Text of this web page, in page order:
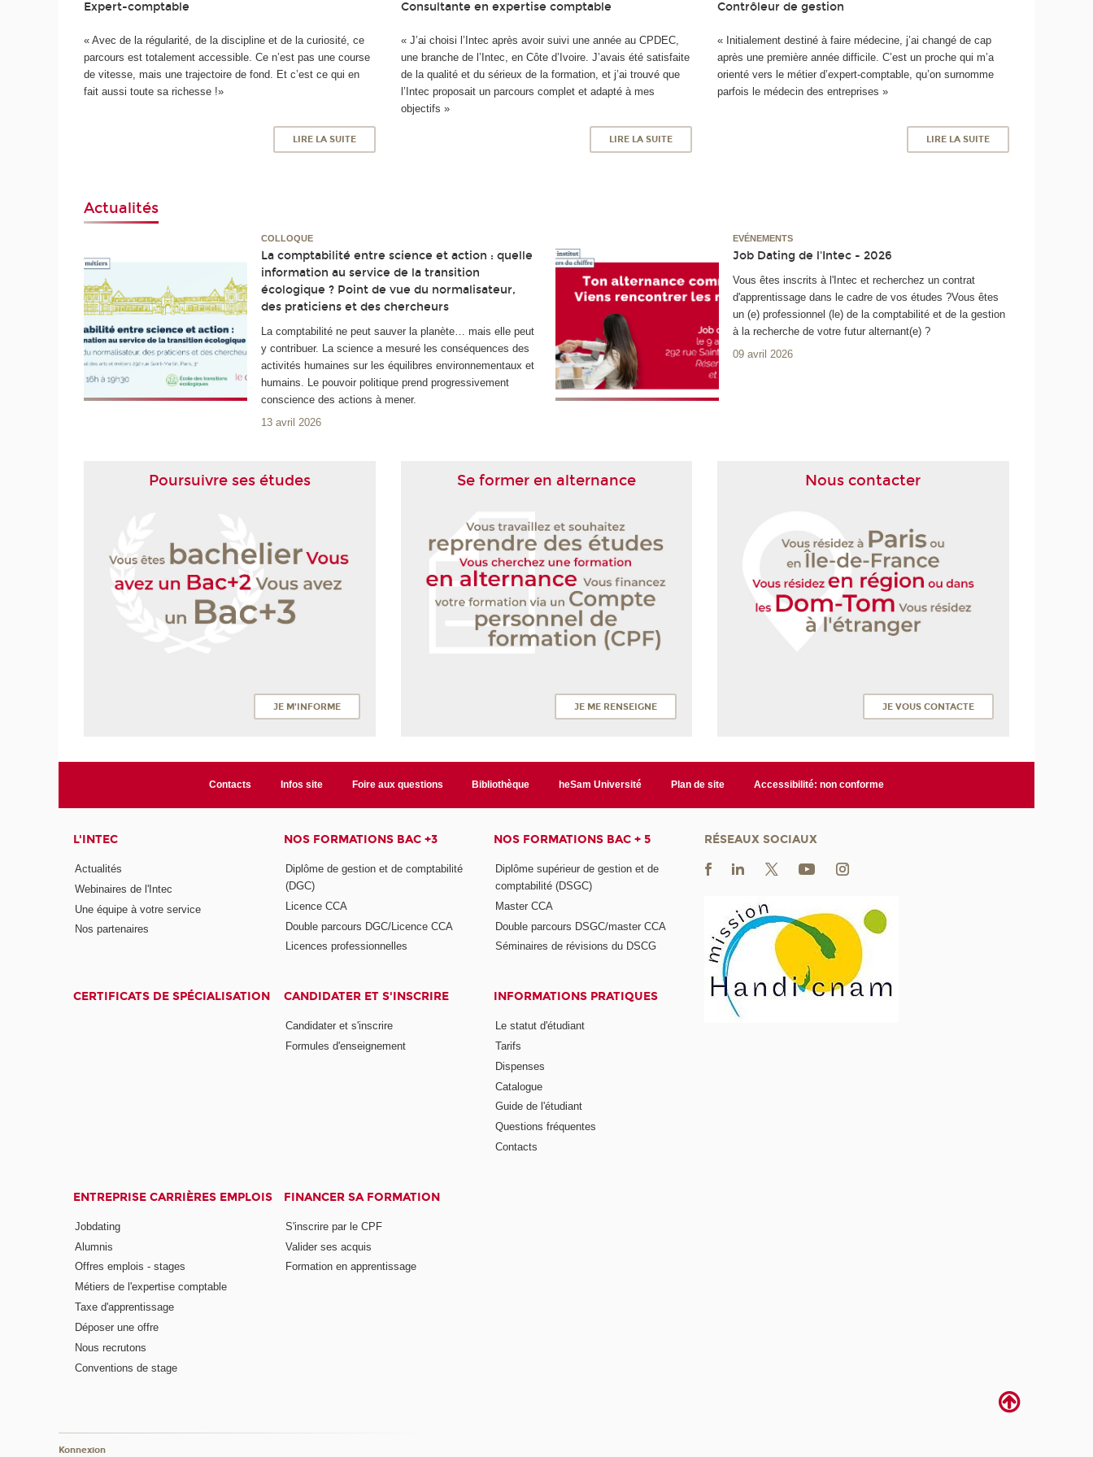
Expert-comptable
« Avec de la régularité, de la discipline et de la curiosité, ce
parcours est totalement accessible. Ce n’est pas une course
de vitesse, mais une trajectoire de fond. Et c’est ce qui en
fait aussi toute sa richesse !»
LIRE LA SUITE
Consultante en expertise comptable
« J’ai choisi l’Intec après avoir suivi une année au CPDEC,
une branche de l’Intec, en Côte d’Ivoire. J’avais été satisfaite
de la qualité et du sérieux de la formation, et j’ai trouvé que
l’Intec proposait un parcours complet et adapté à mes
objectifs »
LIRE LA SUITE
Contrôleur de gestion
« Initialement destiné à faire médecine, j’ai changé de cap
après une première année difficile. C’est un proche qui m’a
orienté vers le métier d’expert-comptable, qu’on surnomme
parfois le médecin des entreprises »
LIRE LA SUITE
Actualités
COLLOQUE
La comptabilité entre science et action : quelle
information au service de la transition
écologique ? Point de vue du normalisateur,
des praticiens et des chercheurs
La comptabilité ne peut sauver la planète… mais elle peut
y contribuer. La science a mesuré les conséquences des
activités humaines sur les équilibres environnementaux et
humains. Le pouvoir politique prend progressivement
conscience des actions à mener.
13 avril 2026
EVÉNEMENTS
Job Dating de l'Intec - 2026
Vous êtes inscrits à l'Intec et recherchez un contrat
d'apprentissage dans le cadre de vos études ?Vous êtes
un (e) professionnel (le) de la comptabilité et de la gestion
à la recherche de votre futur alternant(e) ?
09 avril 2026
Poursuivre ses études
JE M'INFORME
Se former en alternance
JE ME RENSEIGNE
Nous contacter
JE VOUS CONTACTE
Contacts Infos site Foire aux questions Bibliothèque heSam Université Plan de site Accessibilité: non conforme
L'INTEC
Actualités
Webinaires de l'Intec
Une équipe à votre service
Nos partenaires
NOS FORMATIONS BAC +3
Diplôme de gestion et de comptabilité
(DGC)
Licence CCA
Double parcours DGC/Licence CCA
Licences professionnelles
NOS FORMATIONS BAC + 5
Diplôme supérieur de gestion et de
comptabilité (DSGC)
Master CCA
Double parcours DSGC/master CCA
Séminaires de révisions du DSCG
CERTIFICATS DE SPÉCIALISATION CANDIDATER ET S'INSCRIRE
Candidater et s'inscrire
Formules d'enseignement
INFORMATIONS PRATIQUES
Le statut d'étudiant
Tarifs
Dispenses
Catalogue
Guide de l'étudiant
Questions fréquentes
Contacts
ENTREPRISE CARRIÈRES EMPLOIS
Jobdating
Alumnis
Offres emplois - stages
Métiers de l'expertise comptable
Taxe d'apprentissage
Déposer une offre
Nous recrutons
Conventions de stage
FINANCER SA FORMATION
S'inscrire par le CPF
Valider ses acquis
Formation en apprentissage
RÉSEAUX SOCIAUX
Konnexion